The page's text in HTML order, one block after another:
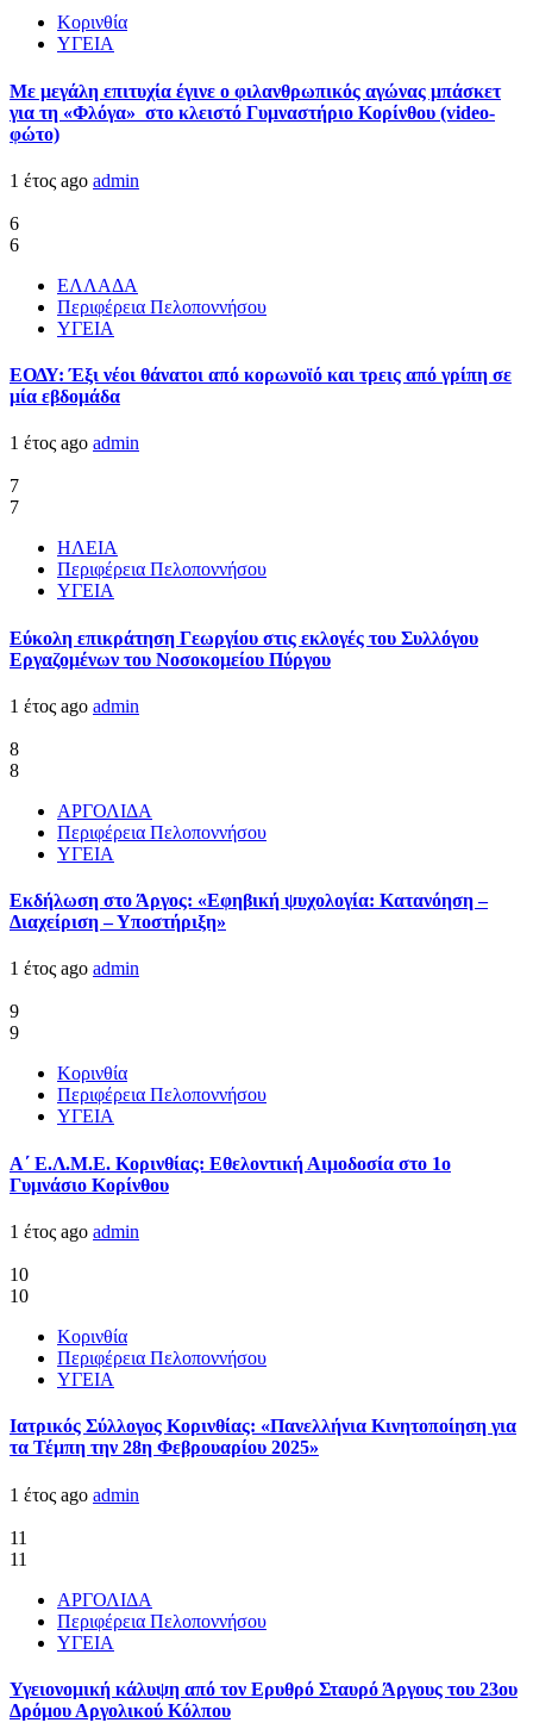
Κορινθία
ΥΓΕΙΑ
Με μεγάλη επιτυχία έγινε ο φιλανθρωπικός αγώνας μπάσκετ
για τη «Φλόγα» στο κλειστό Γυμναστήριο Κορίνθου (video-
φώτο)
1 έτος ago admin
6
6
ΕΛΛΑΔΑ
Περιφέρεια Πελοποννήσου
ΥΓΕΙΑ
ΕΟΔΥ: Έξι νέοι θάνατοι από κορωνοϊό και τρεις από γρίπη σε
μία εβδομάδα
1 έτος ago admin
7
7
ΗΛΕΙΑ
Περιφέρεια Πελοποννήσου
ΥΓΕΙΑ
Εύκολη επικράτηση Γεωργίου στις εκλογές του Συλλόγου
Εργαζομένων του Νοσοκομείου Πύργου
1 έτος ago admin
8
8
ΑΡΓΟΛΙΔΑ
Περιφέρεια Πελοποννήσου
ΥΓΕΙΑ
Εκδήλωση στο Άργος: «Εφηβική ψυχολογία: Κατανόηση –
Διαχείριση – Υποστήριξη»
1 έτος ago admin
9
9
Κορινθία
Περιφέρεια Πελοποννήσου
ΥΓΕΙΑ
Α΄ Ε.Λ.Μ.Ε. Κορινθίας: Εθελοντική Αιμοδοσία στο 1ο
Γυμνάσιο Κορίνθου
1 έτος ago admin
10
10
Κορινθία
Περιφέρεια Πελοποννήσου
ΥΓΕΙΑ
Ιατρικός Σύλλογος Κορινθίας: «Πανελλήνια Κινητοποίηση για
τα Τέμπη την 28η Φεβρουαρίου 2025»
1 έτος ago admin
11
11
ΑΡΓΟΛΙΔΑ
Περιφέρεια Πελοποννήσου
ΥΓΕΙΑ
Υγειονομική κάλυψη από τον Ερυθρό Σταυρό Άργους του 23ου
Δρόμου Αργολικού Κόλπου